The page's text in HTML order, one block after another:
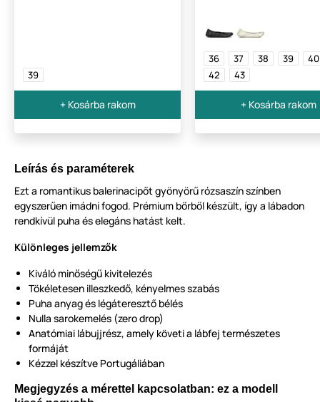
39
+ Kosárba rakom
36 37 38 39
40
42
43
+ Kosárba rakom
Leírás és paraméterek
Ezt a romantikus balerinacipőt gyönyörű rózsaszín színben
egyszerűen imádni fogod. Prémium bőrből készült, így a lábadon
rendkívül puha és elegáns hatást kelt.
Különleges jellemzők
Kiváló minőségű kivitelezés
Tökéletesen illeszkedő, kényelmes szabás
Puha anyag és légáteresztő bélés
Nulla sarokemelés (zero drop)
Anatómiai lábujjrész, amely követi a lábfej természetes
formáját
Kézzel készítve Portugáliában
Megjegyzés a mérettel kapcsolatban: ez a modell